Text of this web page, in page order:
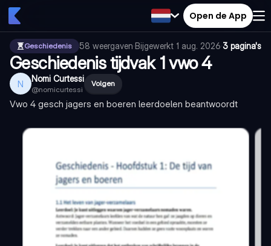
Open de App
Geschiedenis 58 weergaven·Bijgewerkt 1 aug. 2026·3 pagina's
Geschiedenis tijdvak 1 vwo 4
N Nomi Curtessi
@nomicurtessi
Volgen
Vwo 4 gesch jagers en boeren leerdoelen beantwoordt